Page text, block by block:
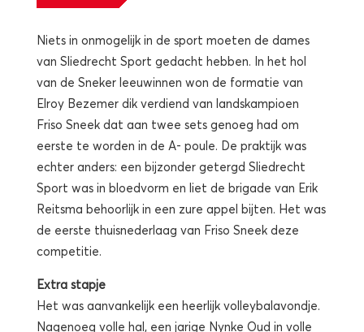
Niets in onmogelijk in de sport moeten de dames
van Sliedrecht Sport gedacht hebben. In het hol
van de Sneker leeuwinnen won de formatie van
Elroy Bezemer dik verdiend van landskampioen
Friso Sneek dat aan twee sets genoeg had om
eerste te worden in de A- poule. De praktijk was
echter anders: een bijzonder getergd Sliedrecht
Sport was in bloedvorm en liet de brigade van Erik
Reitsma behoorlijk in een zure appel bijten. Het was
de eerste thuisnederlaag van Friso Sneek deze
competitie.
Extra stapje
Het was aanvankelijk een heerlijk volleybalavondje.
Nagenoeg volle hal, een jarige Nynke Oud in volle